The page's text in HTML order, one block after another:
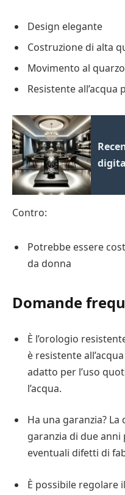
Design elegante
Costruzione di alta
Movimento al
Resistente all’acqua
Contro:
Potrebbe essere
da donna
Domande
È l’orologio
è resistente
adatto per l’uso
l’acqua.
Ha una garanzia?
garanzia di due anni
eventuali difetti di
È possibile regolare